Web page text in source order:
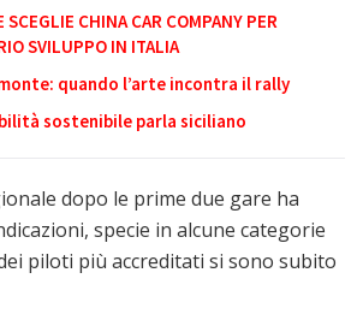
SCEGLIE CHINA CAR COMPANY PER
SVILUPPO IN ITALIA
quando l’arte incontra il rally
sostenibile parla siciliano
dopo le prime due gare ha
specie in alcune categorie
piloti più accreditati si sono subito